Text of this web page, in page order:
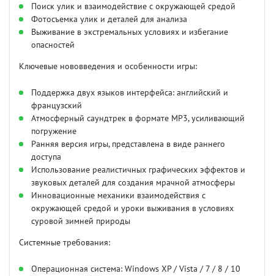
Поиск улик и взаимодействие с окружающей средой
Фотосъемка улик и деталей для анализа
Выживание в экстремальных условиях и избегание
опасностей
Ключевые нововведения и особенности игры:
Поддержка двух языков интерфейса: английский и
французский
Атмосферный саундтрек в формате MP3, усиливающий
погружение
Ранняя версия игры, представлена в виде раннего
доступа
Использование реалистичных графических эффектов и
звуковых деталей для создания мрачной атмосферы
Инновационные механики взаимодействия с
окружающей средой и уроки выживания в условиях
суровой зимней природы
Системные требования:
Операционная система: Windows XP / Vista / 7 / 8 / 10